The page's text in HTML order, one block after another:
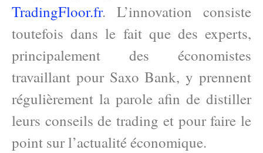
TradingFloor.fr. L’innovation consiste
toutefois dans le fait que des experts,
principalement des économistes
travaillant pour Saxo Bank, y prennent
régulièrement la parole afin de distiller
leurs conseils de trading et pour faire le
point sur l’actualité économique.